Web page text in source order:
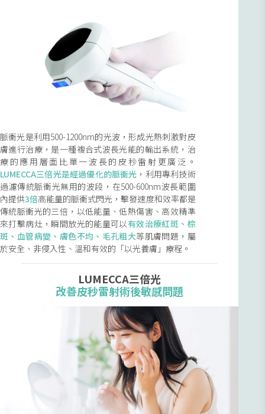
脈衝光是利用500-1200nm的光波，形成光熱刺激對皮
膚進行治療，是一種複合式波長光能的輸出系統，治
療的應用層面比單一波長的皮秒雷射更廣泛。
LUMECCA三倍光是經過優化的脈衝光 ，利用專利技術
過濾傳統脈衝光無用的波段，在500-600nm波長範圍
內提供3倍高能量的脈衝式閃光，擊發速度和效率都是
傳統脈衝光的三倍，以低能量、低熱傷害、高效精準
來打擊病灶，瞬間放光的能量可以有效治療紅斑、棕
斑、血管病變、膚色不均、毛孔粗大等肌膚問題，屬
於安全、非侵入性、溫和有效的「以光養膚」療程。
LUMECCA三倍光
改善皮秒雷射術後敏感問題